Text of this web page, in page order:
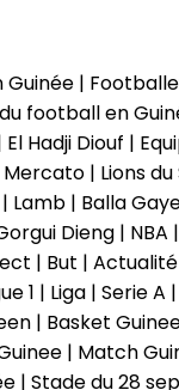
|
football en
Hadji Diouf |
| Lions du
Lamb | Balla
Dieng |
| But |
1 | Liga | Serie A
| Basket
| Match
| Stade du 28